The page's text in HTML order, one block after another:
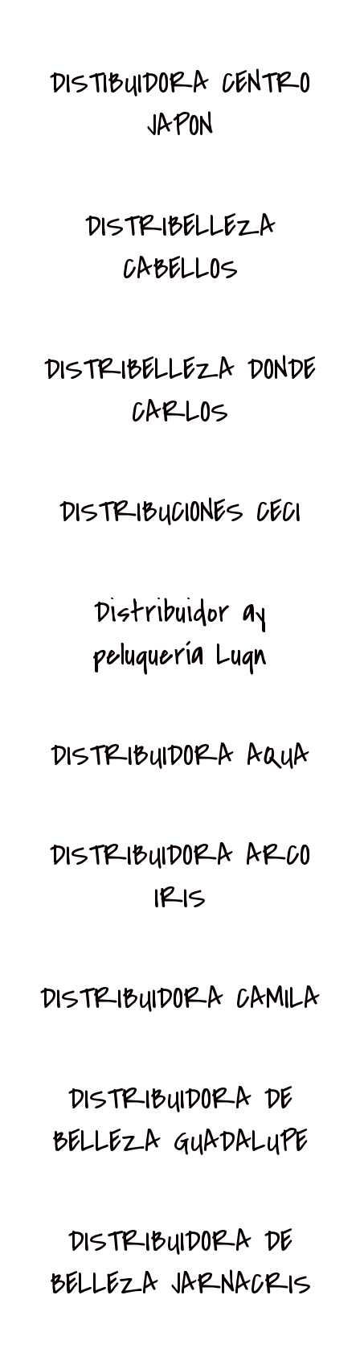
DISTIBUIDORA CENTRO
JAPON
DISTRIBELLEZA
CABELLOS
DISTRIBELLEZA DONDE
CARLOS
DISTRIBUCIONES CECI
Distribuidor ay
peluquería Luqn
DISTRIBUIDORA AQUA
DISTRIBUIDORA ARCO
IRIS
DISTRIBUIDORA CAMILA
DISTRIBUIDORA DE
BELLEZA GUADALUPE
DISTRIBUIDORA DE
BELLEZA JARNACRIS